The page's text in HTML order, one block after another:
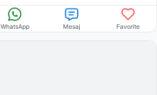
WhatsApp Mesaj Favorite